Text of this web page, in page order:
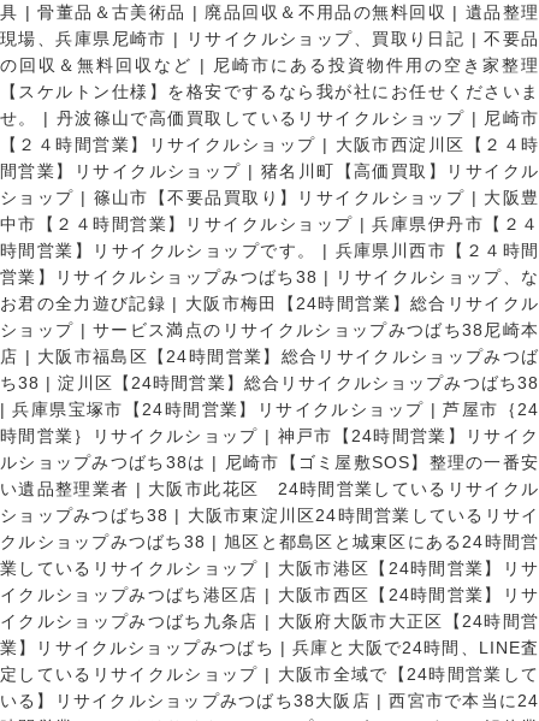
具 |骨董品＆古美術品 | 廃品回収＆不用品の無料回収 | 遺品整理
現場、兵庫県尼崎市 | リサイクルショップ、買取り日記 |不要品
の回収＆無料回収など |
尼崎市にある投資物件用の空き家整理
【スケルトン仕様】を格安でするなら我が社にお任せくださいま
せ。
| 丹波篠山で高価買取しているリサイクルショップ | 尼崎市
【２４時間営業】リサイクルショップ | 大阪市西淀川区【２４時
間営業】リサイクルショップ | 猪名川町【高価買取】リサイクル
ショップ | 篠山市【不要品買取り】リサイクルショップ | 大阪豊
中市【２４時間営業】リサイクルショップ |兵庫県伊丹市【２４
時間営業】リサイクルショップです。
| 兵庫県川西市【２４時間
営業】リサイクルショップみつばち38 |
リサイクルショップ、な
お君の全力遊び記録 | 大阪市梅田【24時間営業】総合リサイクル
ショップ |サービス満点のリサイクルショップみつばち38尼崎本
店 | 大阪市福島区【24時間営業】総合リサイクルショップみつば
ち38 |淀川区【24時間営業】総合リサイクルショップみつばち38
|兵庫県宝塚市【24時間営業】リサイクルショップ |芦屋市｛24
時間営業｝リサイクルショップ | 神戸市【24時間営業】リサイク
ルショップみつばち38は |
尼崎市【ゴミ屋敷SOS】整理の一番安
い遺品整理業者 | 大阪市此花区 24時間営業しているリサイクル
ショップみつばち38 | 大阪市東淀川区24時間営業しているリサイ
クルショップみつばち38 | 旭区と都島区と城東区にある24時間営
業しているリサイクルショップ | 大阪市港区【24時間営業】リサ
イクルショップみつばち港区店 | 大阪市西区【24時間営業】リサ
イクルショップみつばち九条店 | 大阪府大阪市大正区【24時間営
業】リサイクルショップみつばち |兵庫と大阪で24時間、LINE査
定しているリサイクルショップ | 大阪市全域で【24時間営業して
いる】リサイクルショップみつばち38大阪店 |西宮市で本当に24